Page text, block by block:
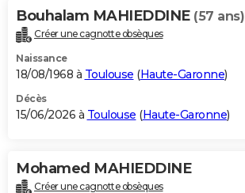
Carte de Noël
Carte Bonne année
Carte Saint-Valentin
Carte Pâques
Carte d'anniversaire
DICTIONNAIRE
Dictionnaire
Biographies
Citations
Expressions
Proverbes
PROGRAMME TV
S'inscrire
Se connecter
Lycées
Collèges
Primaires
Universités
Entreprises
Service militaire
Avis de recherche
AVIS DE DÉCÈS
Bricolage
Lifestyle
Culture
Sport
Auto
Television
Voyage
Cinema
Bouhalam MAHIEDDINE (57 ans)
Créer une cagnotte obsèques
Naissance
18/08/1968 à Toulouse (Haute-Garonne)
Décès
15/06/2026 à Toulouse (Haute-Garonne)
Mohamed MAHIEDDINE
Créer une cagnotte obsèques